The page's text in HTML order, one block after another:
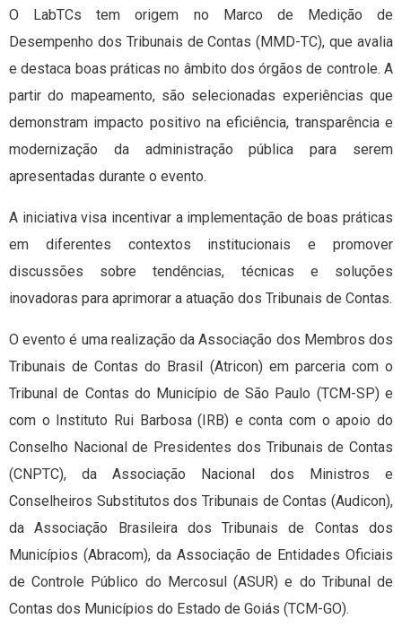
O LabTCs tem origem no Marco de Medição de
Desempenho dos Tribunais de Contas (MMD-TC), que avalia
e destaca boas práticas no âmbito dos órgãos de controle. A
partir do mapeamento, são selecionadas experiências que
demonstram impacto positivo na eficiência, transparência e
modernização da administração pública para serem
apresentadas durante o evento.
A iniciativa visa incentivar a implementação de boas práticas
em diferentes contextos institucionais e promover
discussões sobre tendências, técnicas e soluções
inovadoras para aprimorar a atuação dos Tribunais de Contas.
O evento é uma realização da Associação dos Membros dos
Tribunais de Contas do Brasil (Atricon) em parceria com o
Tribunal de Contas do Município de São Paulo (TCM-SP) e
com o Instituto Rui Barbosa (IRB) e conta com o apoio do
Conselho Nacional de Presidentes dos Tribunais de Contas
(CNPTC), da Associação Nacional dos Ministros e
Conselheiros Substitutos dos Tribunais de Contas (Audicon),
da Associação Brasileira dos Tribunais de Contas dos
Municípios (Abracom), da Associação de Entidades Oficiais
de Controle Público do Mercosul (ASUR) e do Tribunal de
Contas dos Municípios do Estado de Goiás (TCM-GO).